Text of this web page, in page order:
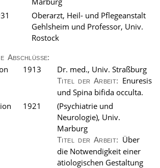
Oberarzt, Heil- und Pflegeanstalt
Gehlsheim und Professor, Univ.
Rostock
Abschlüsse:
1913 Dr. med., Univ. Straßburg
Titel der Arbeit: Enuresis
und Spina bifida occulta.
1921
(Psychiatrie und
Neurologie), Univ.
Marburg
Titel der Arbeit: Über
die Notwendigkeit einer
ätiologischen Gestaltung